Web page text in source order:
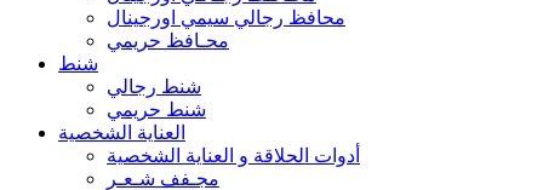
محافظ رجالي سيمي اورجينال
محـافظ حريمي
شنط
شنط رجالي
شنط حريمي
العناية الشخصية
أدوات الحلاقة و العناية الشخصية
مجـفف شـعـر